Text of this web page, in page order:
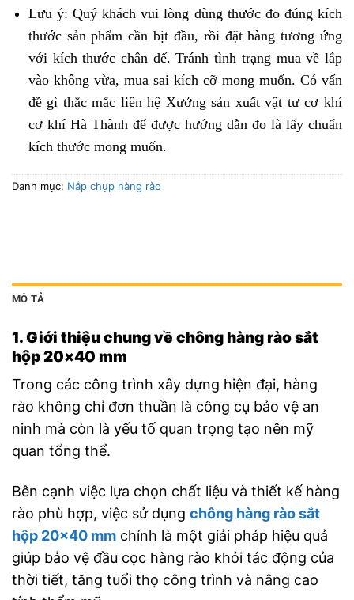
Lưu ý: Quý khách vui lòng dùng thước đo đúng kích
thước sản phẩm cần bịt đầu, rồi đặt hàng tương ứng
với kích thước chân đế. Tránh tình trạng mua về lắp
vào không vừa, mua sai kích cỡ mong muốn. Có vấn
đề gì thắc mắc liên hệ Xưởng sản xuất vật tư cơ khí
cơ khí Hà Thành để được hướng dẫn đo là lấy chuẩn
kích thước mong muốn.
Danh mục: Nắp chụp hàng rào
MÔ TẢ
1. Giới thiệu chung về chông hàng rào sắt
hộp 20×40 mm
Trong các công trình xây dựng hiện đại, hàng
rào không chỉ đơn thuần là công cụ bảo vệ an
ninh mà còn là yếu tố quan trọng tạo nên mỹ
quan tổng thể.
Bên cạnh việc lựa chọn chất liệu và thiết kế hàng
rào phù hợp, việc sử dụng chông hàng rào sắt
hộp 20×40 mm chính là một giải pháp hiệu quả
giúp bảo vệ đầu cọc hàng rào khỏi tác động của
thời tiết, tăng tuổi thọ công trình và nâng cao